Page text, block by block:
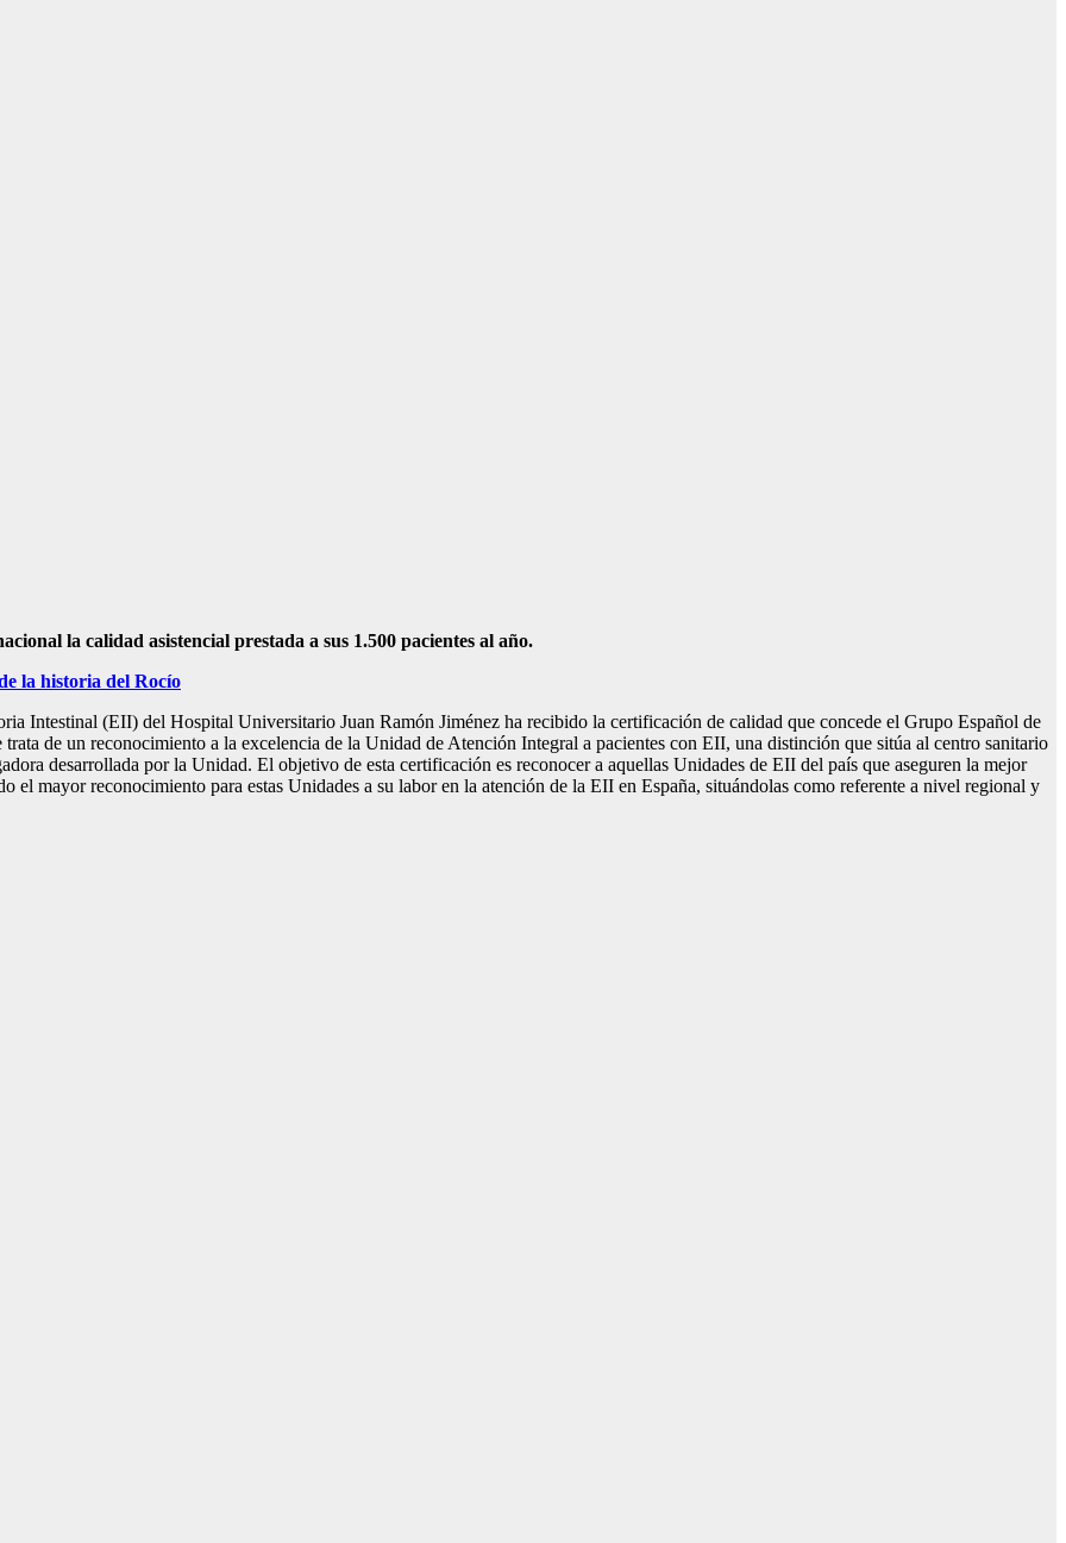
la calidad asistencial prestada a sus 1.500 pacientes al año.
la historia del Rocío
Intestinal (EII) del Hospital Universitario Juan Ramón Jiménez ha recibido la certificación de calidad que concede el Grupo Español de
de un reconocimiento a la excelencia de la Unidad de Atención Integral a pacientes con EII, una distinción que sitúa al centro sanitario
desarrollada por la Unidad. El objetivo de esta certificación es reconocer a aquellas Unidades de EII del país que aseguren la mejor
el mayor reconocimiento para estas Unidades a su labor en la atención de la EII en España, situándolas como referente a nivel regional y